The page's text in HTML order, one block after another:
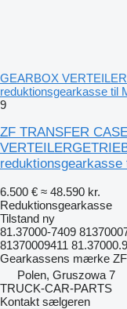
GEARBOX
reduktionsgearkasse til
9
ZF TRANSFER
6.500 € ≈ 48.590 kr.
Reduktionsgearkasse
Tilstand ny
81.37000-7409
81370009411
Gearkassens mærke ZF
Polen, Gruszowa 7
TRUCK-CAR-PARTS
Kontakt sælgeren